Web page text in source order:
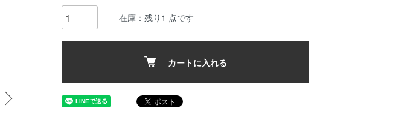
在庫：残り1 点です
カートに入れる